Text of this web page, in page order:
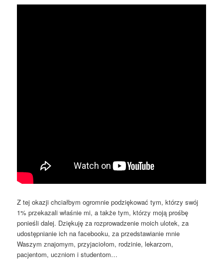
Z tej okazji chciałbym ogromnie podziękować tym, którzy swój
1% przekazali właśnie mi, a także tym, którzy moją prośbę
ponieśli dalej. Dziękuję za rozprowadzenie moich ulotek, za
udostępnianie ich na facebooku, za przedstawianie mnie
Waszym znajomym, przyjaciołom, rodzinie, lekarzom,
pacjentom, uczniom i studentom…